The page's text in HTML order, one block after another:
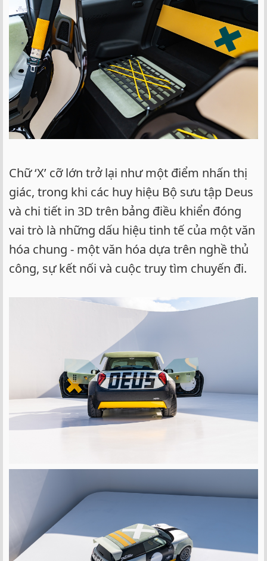
Chữ ‘X’ cỡ lớn trở lại như một điểm nhấn thị
giác, trong khi các huy hiệu Bộ sưu tập Deus
và chi tiết in 3D trên bảng điều khiển đóng
vai trò là những dấu hiệu tinh tế của một văn
hóa chung - một văn hóa dựa trên nghề thủ
công, sự kết nối và cuộc truy tìm chuyến đi.